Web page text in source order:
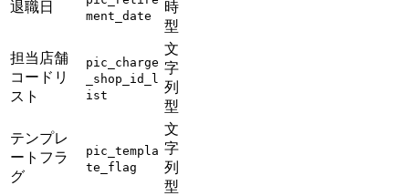
退職日
ment_date
時
型
担当店舗
コードリ
スト
pic_charge
_shop_id_l
ist
文
字
列
型
テンプレ
ートフラ
グ
pic_templa
te_flag
文
字
列
型